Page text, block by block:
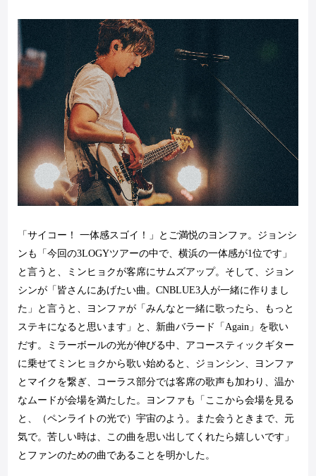
「サイコー！ 一体感スゴイ！」とご満悦のヨンファ。ジョンシ
ンも「今回の3LOGYツアーの中で、横浜の一体感が1位です」
と言うと、ミンヒョクが客席にサムズアップ。そして、ジョン
シンが「皆さんにあげたい曲。CNBLUE3人が一緒に作りまし
た」と言うと、ヨンファが「みんなと一緒に歌ったら、もっと
ステキになると思います」と、新曲バラード「Again 」を歌い
だす。ミラーボールの光が伸びる中、アコースティックギター
に乗せてミンヒョクから歌い始めると、ジョンシン、ヨンファ
とマイクを繋ぎ、コーラス部分では客席の歌声も加わり、温か
なムードが会場を満たした。ヨンファも「ここから会場を見る
と、（ペンライトの光で）宇宙のよう。また会うときまで、元
気で。苦しい時は、この曲を思い出してくれたら嬉しいです」
とファンのための曲であることを明かした。